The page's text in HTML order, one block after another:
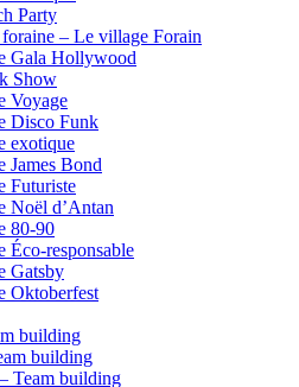
Party
– Le village Forain
Gala Hollywood
Show
Voyage
Disco Funk
exotique
James Bond
Futuriste
Noël d’Antan
80-90
Éco-responsable
Gatsby
Oktoberfest
building
building
Team building